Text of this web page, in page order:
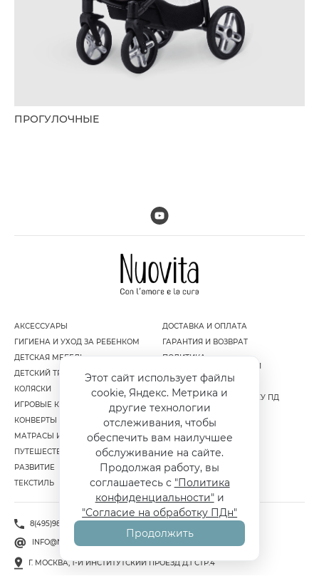
ПРОГУЛОЧНЫЕ
АКСЕССУАРЫ
ГИГИЕНА И УХОД ЗА РЕБЕНКОМ
ДЕТСКАЯ МЕБЕЛЬ
ДЕТСКИЙ ТРАНСПОРТ
КОЛЯСКИ
ИГРОВЫЕ КОМПЛЕКСЫ
КОНВЕРТЫ И МУФТЫ
МАТРАСЫ И НАМАТРАСНИКИ
ПУТЕШЕСТВИЕ
РАЗВИТИЕ
ТЕКСТИЛЬ
ДОСТАВКА И ОПЛАТА
ГАРАНТИЯ И ВОЗВРАТ
ПОЛИТИКА
КОНФИДЕНЦИАЛЬНОСТИ
ПУБЛИЧНАЯ ОФЕРТА
СОГЛАСИЕ НА ОБРАБОТКУ ПД
8(495)981-86-36
INFO@NUOVITA.RU
Г. МОСКВА, 1-Й ИНСТИТУТСКИЙ ПРОЕЗД Д.1 СТР.4
Этот сайт использует файлы
cookie, Яндекс. Метрика и
другие технологии
отслеживания, чтобы
обеспечить вам наилучшее
обслуживание на сайте.
Продолжая работу, вы
соглашаетесь с "Политика
конфиденциальности"и
"Согласие на обработку ПДн"
Продолжить